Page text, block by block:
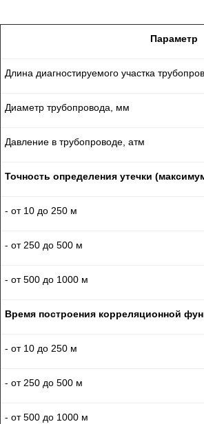
Параметр
Длина диагностируемого участка
Диаметр трубопровода, мм
Давление в трубопроводе, атм
Точность определения утечки
- от 10 до 250 м
- от 250 до 500 м
- от 500 до 1000 м
Время построения корреляционной
- от 10 до 250 м
- от 250 до 500 м
- от 500 до 1000 м